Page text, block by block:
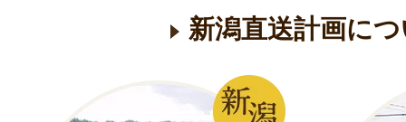
新潟直送計画に